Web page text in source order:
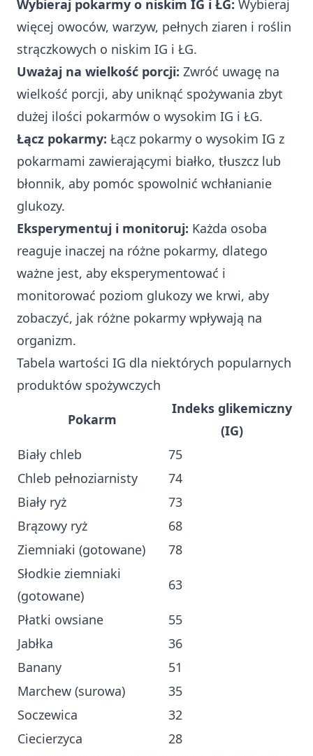
Wybieraj pokarmy o niskim IG i ŁG: Wybieraj
więcej owoców, warzyw, pełnych ziaren i roślin
strączkowych o niskim IG i ŁG.
Uważaj na wielkość porcji: Zwróć uwagę na
wielkość porcji, aby uniknąć spożywania zbyt
dużej ilości pokarmów o wysokim IG i ŁG.
Łącz pokarmy: Łącz pokarmy o wysokim IG z
pokarmami zawierającymi białko, tłuszcz lub
błonnik, aby pomóc spowolnić wchłanianie
glukozy.
Eksperymentuj i monitoruj: Każda osoba
reaguje inaczej na różne pokarmy, dlatego
ważne jest, aby eksperymentować i
monitorować poziom glukozy we krwi, aby
zobaczyć, jak różne pokarmy wpływają na
organizm.
Tabela wartości IG dla niektórych popularnych
produktów spożywczych
Pokarm
Indeks glikemiczny
(IG)
Biały chleb
75
Chleb pełnoziarnisty
74
Biały ryż
73
Brązowy ryż
68
Ziemniaki (gotowane)
78
Słodkie ziemniaki
(gotowane)
63
Płatki owsiane
55
Jabłka
36
Banany
51
Marchew (surowa)
35
Soczewica
32
Ciecierzyca
28